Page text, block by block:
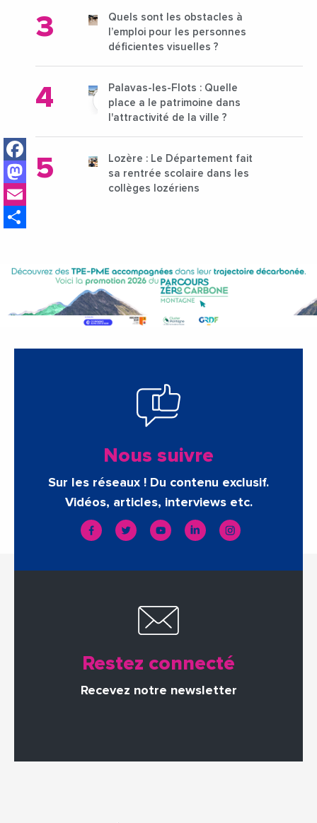
Facebook
Mastodon
Quels sont les obstacles à
l’emploi pour les personnes
déficientes visuelles ?
Palavas-les-Flots : Quelle
place a le patrimoine dans
l'attractivité de la ville ?
Lozère : Le Département fait
sa rentrée scolaire dans les
collèges lozériens
Nous suivre
Sur les réseaux ! Du contenu exclusif.
Vidéos, articles, interviews etc.
Restez connecté
Recevez notre newsletter